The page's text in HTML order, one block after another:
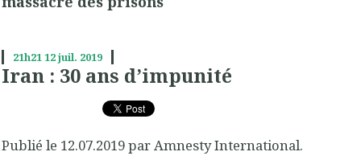
21h2112juil. 2019
Iran : 30 ans d’impunité
Publié le 12.07.2019 par Amnesty International.